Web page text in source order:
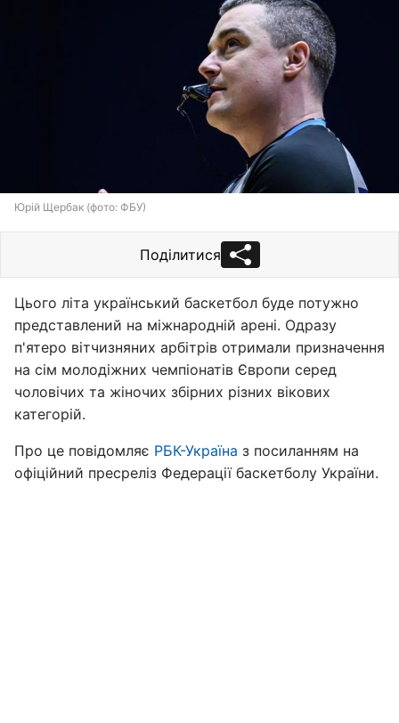
Юрій Щербак (фото: ФБУ)
Поділитися
Цього літа український баскетбол буде потужно
представлений на міжнародній арені. Одразу
п'ятеро вітчизняних арбітрів отримали призначення
на сім молодіжних чемпіонатів Європи серед
чоловічих та жіночих збірних різних вікових
категорій.
Про це повідомляє РБК-Україна з посиланням на
офіційний пресреліз Федерації баскетболу України.